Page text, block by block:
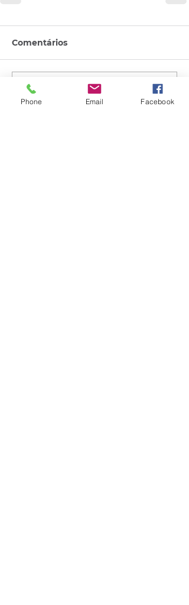
Comentários
Escreva um comentário
Phone Email Facebook